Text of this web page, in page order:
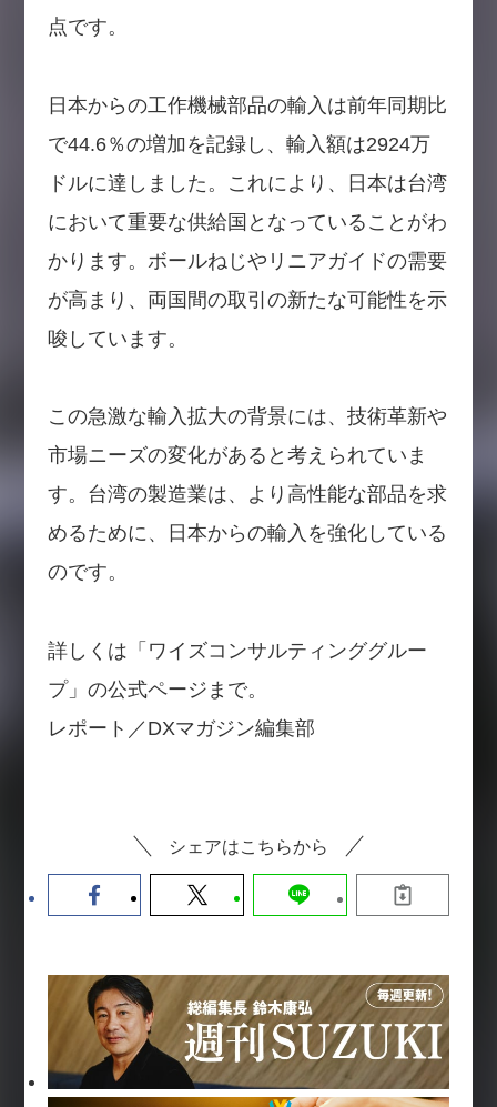
点です。
日本からの工作機械部品の輸入は前年同期比
で44.6％の増加を記録し、輸入額は2924万
ドルに達しました。これにより、日本は台湾
において重要な供給国となっていることがわ
かります。ボールねじやリニアガイドの需要
が高まり、両国間の取引の新たな可能性を示
唆しています。
この急激な輸入拡大の背景には、技術革新や
市場ニーズの変化があると考えられていま
す。台湾の製造業は、より高性能な部品を求
めるために、日本からの輸入を強化している
のです。
詳しくは「ワイズコンサルティンググルー
プ」の公式ページまで。
レポート／DXマガジン編集部
シェアはこちらから